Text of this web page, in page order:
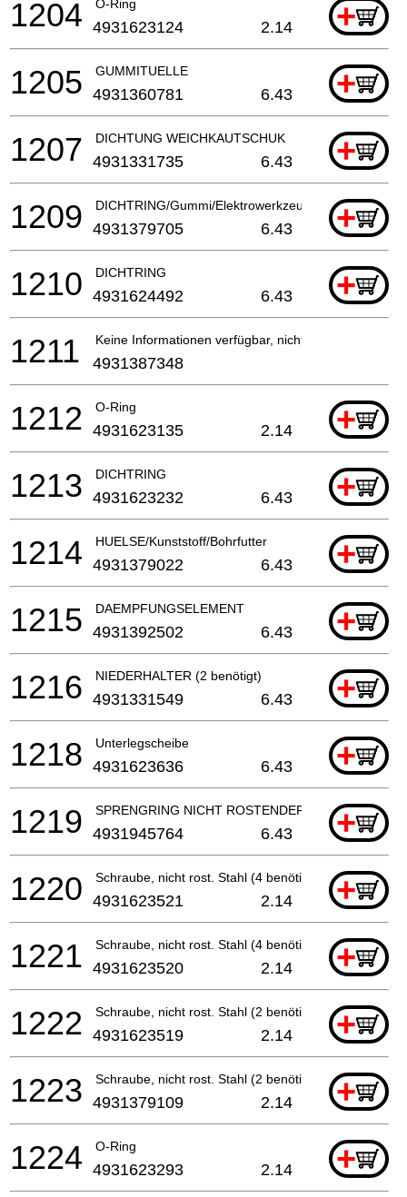
O-Ring +
1204 4931623124 2.14
GUMMITUELLE +
1205 4931360781 6.43
DICHTUNG WEICHKAUTSCHUK +
1207 4931331735 6.43
DICHTRING/Gummi/Elektrowerkzeuge +
1209 4931379705 6.43
DICHTRING +
1210 4931624492 6.43
Keine Informationen verfügbar, nicht bestellbar
1211 4931387348
O-Ring +
1212 4931623135 2.14
DICHTRING +
1213 4931623232 6.43
HUELSE/Kunststoff/Bohrfutter +
1214 4931379022 6.43
DAEMPFUNGSELEMENT +
1215 4931392502 6.43
NIEDERHALTER (2 benötigt) +
1216 4931331549 6.43
Unterlegscheibe +
1218 4931623636 6.43
SPRENGRING NICHT ROSTENDER STAHL
+
1219 4931945764 6.43
Schraube, nicht rost. Stahl (4 benötigt) +
1220 4931623521 2.14
Schraube, nicht rost. Stahl (4 benötigt) +
1221 4931623520 2.14
Schraube, nicht rost. Stahl (2 benötigt) +
1222 4931623519 2.14
Schraube, nicht rost. Stahl (2 benötigt) +
1223 4931379109 2.14
O-Ring +
1224 4931623293 2.14